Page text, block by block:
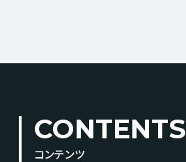
CONTENTS
コンテンツ